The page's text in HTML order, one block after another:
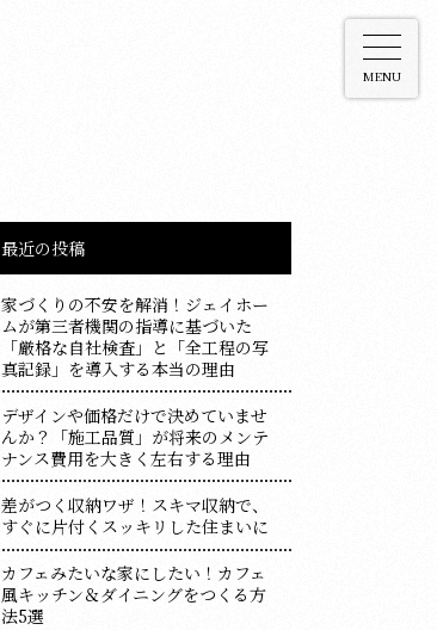
MENU
最近の投稿
家づくりの不安を解消！ジェイホー
ムが第三者機関の指導に基づいた
「厳格な自社検査」と「全工程の写
真記録」を導入する本当の理由
デザインや価格だけで決めていませ
んか？「施工品質」が将来のメンテ
ナンス費用を大きく左右する理由
差がつく収納ワザ！スキマ収納で、
すぐに片付くスッキリした住まいに
カフェみたいな家にしたい！カフェ
風キッチン＆ダイニングをつくる方
法5選